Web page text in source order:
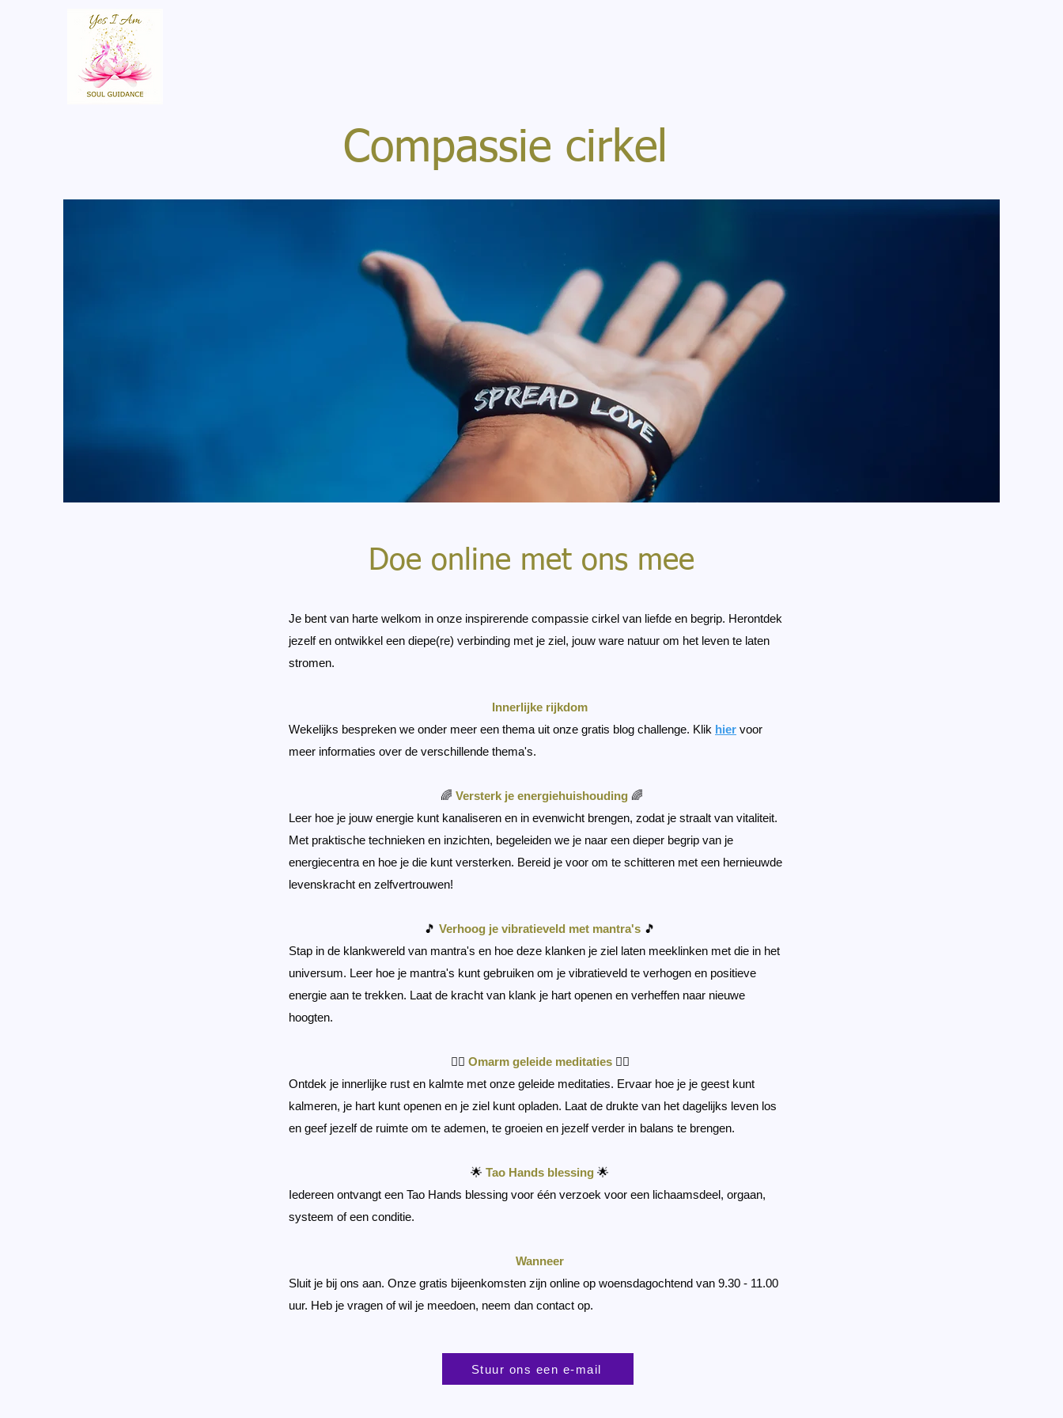
Compassie cirkel
Doe online met ons mee
Je bent van harte welkom in onze inspirerende compassie cirkel van liefde en begrip. Herontdek
jezelf en ontwikkel een diepe(re) verbinding met je ziel, jouw ware natuur om het leven te laten
stromen.
Innerlijke rijkdom
Wekelijks bespreken we onder meer een thema uit onze gratis blog challenge. Klik hier voor
meer informaties over de verschillende thema's.
🌈 Versterk je energiehuishouding🌈
Leer hoe je jouw energie kunt kanaliseren en in evenwicht brengen, zodat je straalt van vitaliteit.
Met praktische technieken en inzichten, begeleiden we je naar een dieper begrip van je
energiecentra en hoe je die kunt versterken. Bereid je voor om te schitteren met een hernieuwde
levenskracht en zelfvertrouwen!
🎵 Verhoog je vibratieveld met mantra's 🎵
Stap in de klankwereld van mantra's en hoe deze klanken je ziel laten meeklinken met die in het
universum. Leer hoe je mantra's kunt gebruiken om je vibratieveld te verhogen en positieve
energie aan te trekken. Laat de kracht van klank je hart openen en verheffen naar nieuwe
hoogten.
🧘‍♀️ Omarm geleide meditaties 🧘‍♂️
Ontdek je innerlijke rust en kalmte met onze geleide meditaties. Ervaar hoe je je geest kunt
kalmeren, je hart kunt openen en je ziel kunt opladen. Laat de drukte van het dagelijks leven los
en geef jezelf de ruimte om te ademen, te groeien en jezelf verder in balans te brengen.
🌟 Tao Hands blessing 🌟
Iedereen ontvangt een Tao Hands blessing voor één verzoek voor een lichaamsdeel, orgaan,
systeem of een conditie.
Wanneer
Sluit je bij ons aan. Onze gratis bijeenkomsten zijn online op woensdagochtend van 9.30 - 11.00
uur. Heb je vragen of wil je meedoen, neem dan contact op.
Stuur ons een e-mail